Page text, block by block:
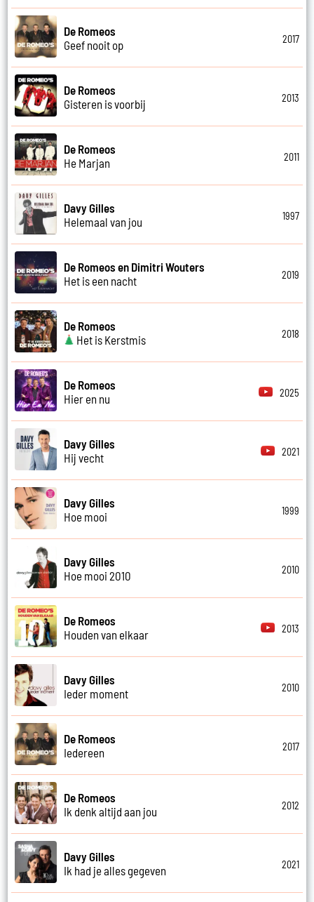
De Romeos
Geef nooit op
2017
De Romeos
Gisteren is voorbij
2013
De Romeos
He Marjan
2011
Davy Gilles
Helemaal van jou
1997
De Romeos en Dimitri Wouters
Het is een nacht
2019
De Romeos
Het is Kerstmis
2018
De Romeos
Hier en nu
2025
Davy Gilles
Hij vecht
2021
Davy Gilles
Hoe mooi
1999
Davy Gilles
Hoe mooi 2010
2010
De Romeos
Houden van elkaar
2013
Davy Gilles
Ieder moment
2010
De Romeos
Iedereen
2017
De Romeos
Ik denk altijd aan jou
2012
Davy Gilles
Ik had je alles gegeven
2021